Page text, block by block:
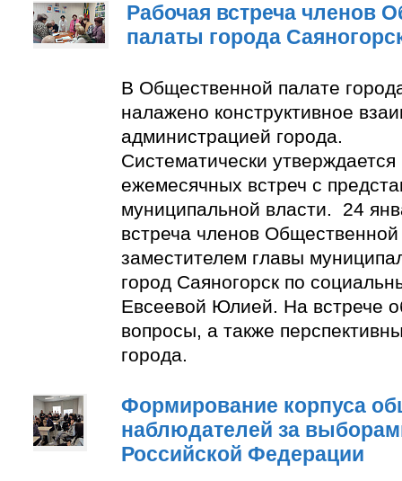
Рабочая встреча членов
палаты города
В Общественной палате
налажено конструктивное
администрацией города.
Систематически утверждается
ежемесячных встреч с
муниципальной власти. 24
встреча членов
заместителем главы
город Саяногорск по
Евсеевой Юлией. На встрече
вопросы, а также
города.
Формирование корпуса
наблюдателей за
Российской Федерации